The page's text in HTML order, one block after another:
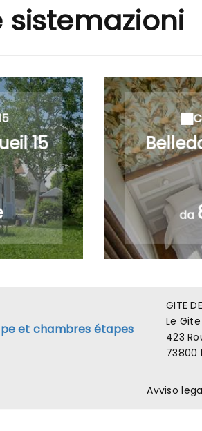
sistemazioni
15
da
et chambres étapes
GITE
Le
423
73800
Avviso